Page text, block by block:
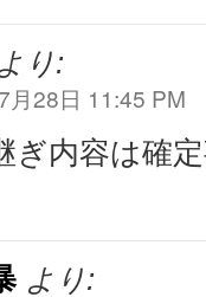
り:
月28日 11:45 PM
ぎ内容は確
より: